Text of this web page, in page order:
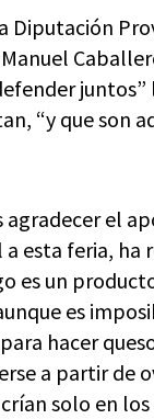
Diputación
“y que son
el
esta feria, ha
es un
es
hacer
a partir de
solo en